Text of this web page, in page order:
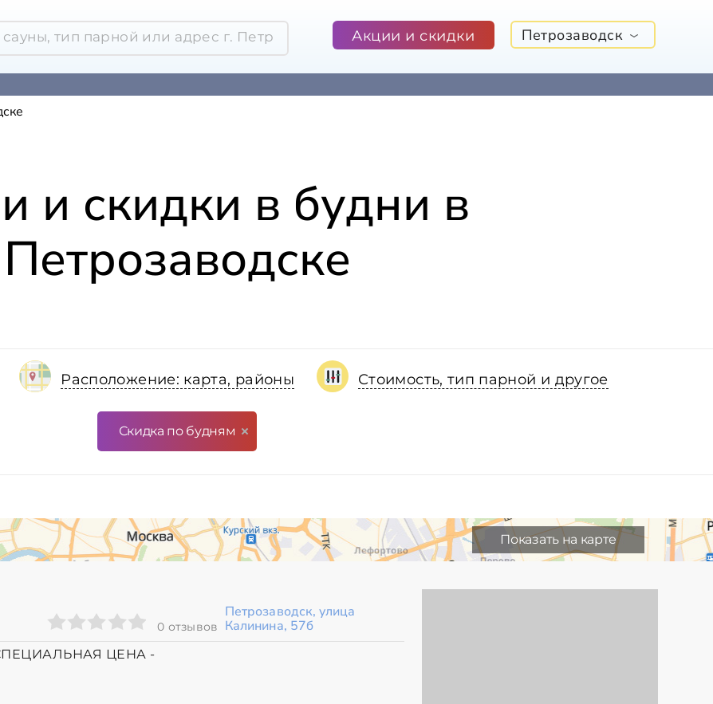
Акции и скидки Петрозаводск
и скидки в будни в
Петрозаводске
Расположение: карта, районы Стоимость, тип парной и другое
Скидка по будням
Показать на карте
0 отзывов
Петрозаводск, улица
Калинина, 57б
СПЕЦИАЛЬНАЯ ЦЕНА -